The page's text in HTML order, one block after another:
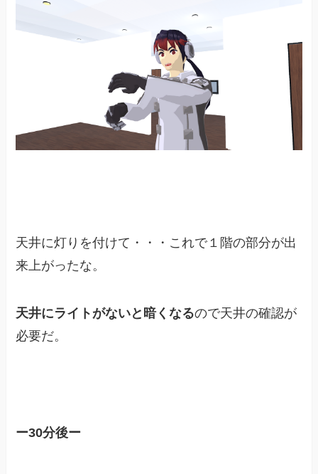
天井に灯りを付けて・・・これで１階の部分が出
来上がったな。
天井にライトがないと暗くなるので天井の確認が
必要だ。
ー30分後ー